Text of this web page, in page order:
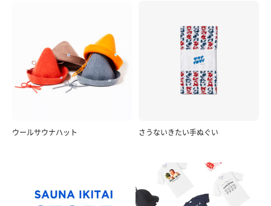
ウールサウナハット さうないきたい手ぬぐい